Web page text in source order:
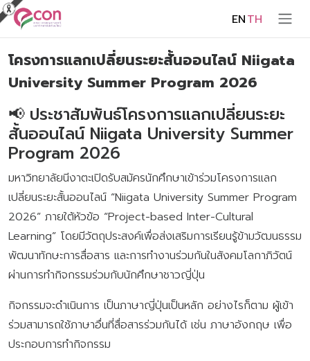
ENTH
โครงการแลกเปลี่ยนระยะสั้นออนไลน์ Niigata
University Summer Program 2026
📢 ประชาสัมพันธ์โครงการแลกเปลี่ยนระยะ
สั้นออนไลน์ Niigata University Summer
Program 2026
มหาวิทยาลัยนีงาตะเปิดรับสมัครนักศึกษาเข้าร่วมโครงการแลก
เปลี่ยนระยะสั้นออนไลน์ “Niigata University Summer Program
2026” ภายใต้หัวข้อ “Project-based Inter-Cultural
Learning” โดยมีวัตถุประสงค์เพื่อส่งเสริมการเรียนรู้ข้ามวัฒนธรรม
พัฒนาทักษะการสื่อสาร และการทำงานร่วมกันในสังคมโลกาภิวัตน์
ผ่านการทำกิจกรรมร่วมกับนักศึกษาชาวญี่ปุ่น
กิจกรรมจะดำเนินการ เป็นภาษาญี่ปุ่นเป็นหลัก อย่างไรก็ตาม ผู้เข้า
ร่วมสามารถใช้ภาษาอื่นที่สื่อสารร่วมกันได้ เช่น ภาษาอังกฤษ เพื่อ
ประกอบการทำกิจกรรม